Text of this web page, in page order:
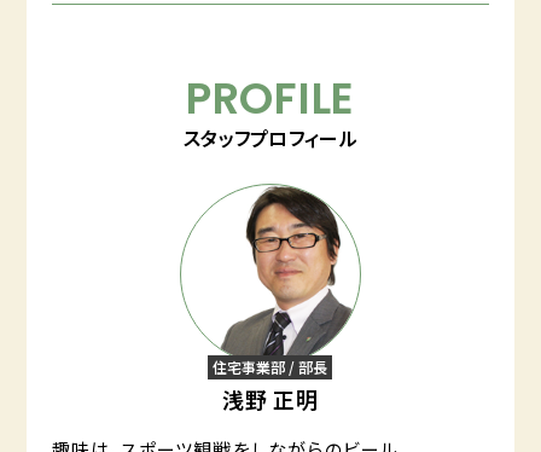
PROFILE
スタッフプロフィール
住宅事業部 / 部長
浅野 正明